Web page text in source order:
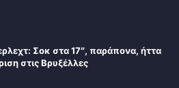
Σοκ στα 17″, παράπονα, ήττα
στις Βρυξέλλες